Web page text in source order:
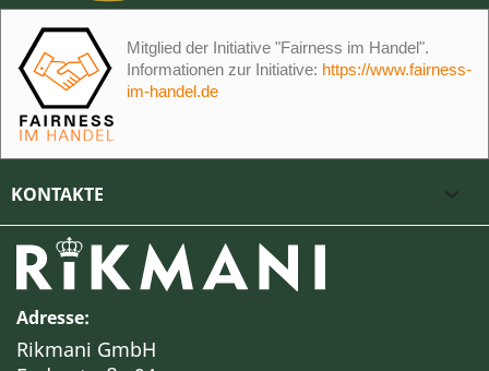
Mitglied der Initiative "Fairness im Handel".
Informationen zur Initiative: https://www.fairness-
im-handel.de
KONTAKTE 
Adresse:
Rikmani GmbH